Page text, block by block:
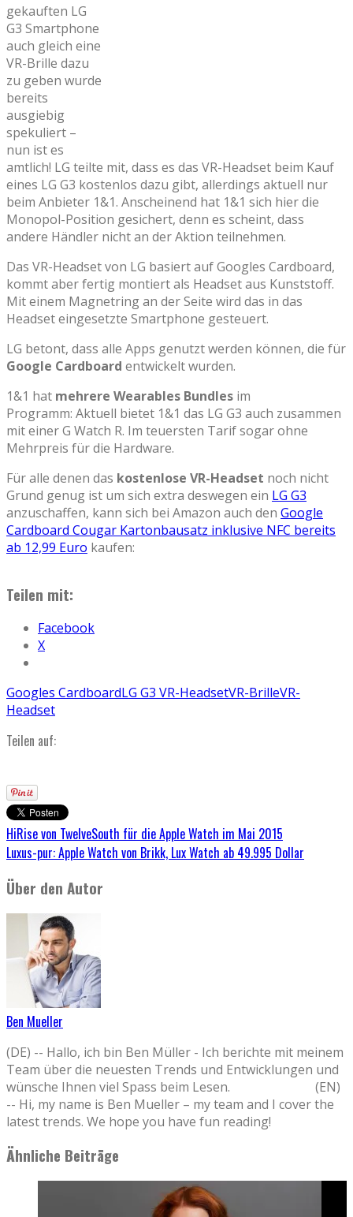
gekauften LG
G3 Smartphone
auch gleich eine
VR-Brille dazu
zu geben wurde
bereits
ausgiebig
spekuliert –
nun ist es
amtlich! LG teilte mit, dass es das VR-Headset beim Kauf
eines LG G3 kostenlos dazu gibt, allerdings aktuell nur
beim Anbieter 1&1. Anscheinend hat 1&1 sich hier die
Monopol-Position gesichert, denn es scheint, dass
andere Händler nicht an der Aktion teilnehmen.
Das VR-Headset von LG basiert auf Googles Cardboard,
kommt aber fertig montiert als Headset aus Kunststoff.
Mit einem Magnetring an der Seite wird das in das
Headset eingesetzte Smartphone gesteuert.
LG betont, dass alle Apps genutzt werden können, die für
Google Cardboard entwickelt wurden.
1&1 hat mehrere Wearables Bundles im
Programm: Aktuell bietet 1&1 das LG G3 auch zusammen
mit einer G Watch R. Im teuersten Tarif sogar ohne
Mehrpreis für die Hardware.
Für alle denen das kostenlose VR-Headset noch nicht
Grund genug ist um sich extra deswegen ein LG G3
anzuschaffen, kann sich bei Amazon auch den Google
Cardboard Cougar Kartonbausatz inklusive NFC bereits
ab 12,99 Euro kaufen:
Teilen mit:
Facebook
X
Googles CardboardLG G3 VR-HeadsetVR-BrilleVR-
Headset
Teilen auf:
HiRise von TwelveSouth für die Apple Watch im Mai 2015
Luxus-pur: Apple Watch von Brikk, Lux Watch ab 49.995 Dollar
Über den Autor
Ben Mueller
(DE) -- Hallo, ich bin Ben Müller - Ich berichte mit meinem
Team über die neuesten Trends und Entwicklungen und
wünsche Ihnen viel Spass beim Lesen. (EN)
-- Hi, my name is Ben Mueller – my team and I cover the
latest trends. We hope you have fun reading!
Ähnliche Beiträge